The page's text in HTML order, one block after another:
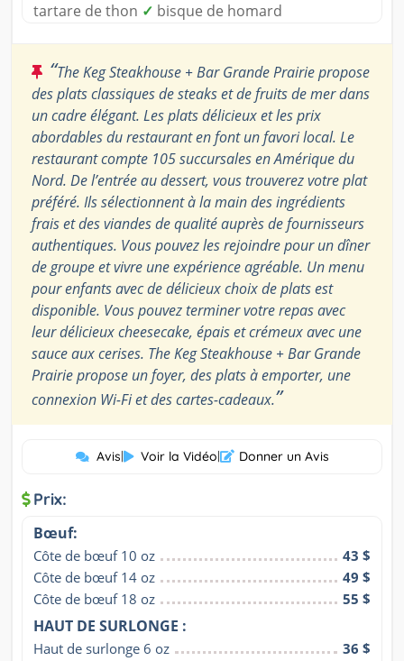
tartare de thon ✓ bisque de homard
“The Keg Steakhouse + Bar Grande Prairie propose
des plats classiques de steaks et de fruits de mer dans
un cadre élégant. Les plats délicieux et les prix
abordables du restaurant en font un favori local. Le
restaurant compte 105 succursales en Amérique du
Nord. De l’entrée au dessert, vous trouverez votre plat
préféré. Ils sélectionnent à la main des ingrédients
frais et des viandes de qualité auprès de fournisseurs
authentiques. Vous pouvez les rejoindre pour un dîner
de groupe et vivre une expérience agréable. Un menu
pour enfants avec de délicieux choix de plats est
disponible. Vous pouvez terminer votre repas avec
leur délicieux cheesecake, épais et crémeux avec une
sauce aux cerises. The Keg Steakhouse + Bar Grande
Prairie propose un foyer, des plats à emporter, une
connexion Wi-Fi et des cartes-cadeaux.”
Avis| Voir la Vidéo| Donner un Avis
Prix:
Bœuf:
Côte de bœuf 10 oz
43 $
Côte de bœuf 14 oz
49 $
Côte de bœuf 18 oz
55 $
HAUT DE SURLONGE :
Haut de surlonge 6 oz
36 $